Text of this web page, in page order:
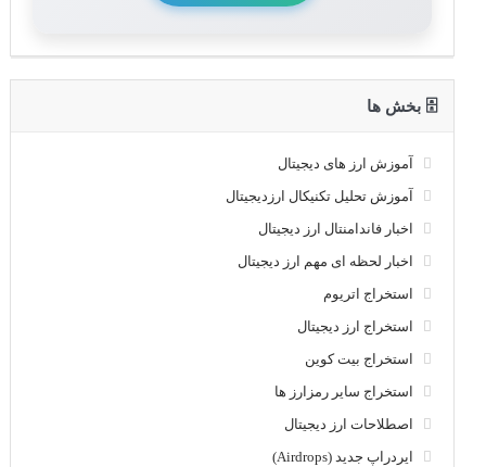
🗄 بخش ها
آموزش ارز های دیجیتال
آموزش تحلیل تکنیکال ارزدیجیتال
اخبار فاندامنتال ارز دیجیتال
اخبار لحظه ای مهم ارز دیجیتال
استخراج اتریوم
استخراج ارز دیجیتال
استخراج بیت کوین
استخراج سایر رمزارز ها
اصطلاحات ارز دیجیتال
ایردراپ جدید (Airdrops)